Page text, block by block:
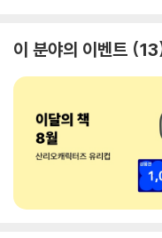
이 분야의 이벤트 13